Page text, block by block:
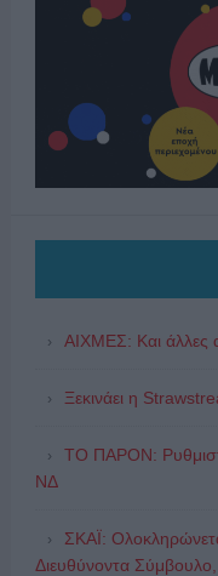
ΑΙΧΜΕΣ: Και άλλες
Ξεκινάει η
ΤΟ ΠΑΡΟΝ:
ΝΔ
ΣΚΑΪ:
Διευθύνοντα